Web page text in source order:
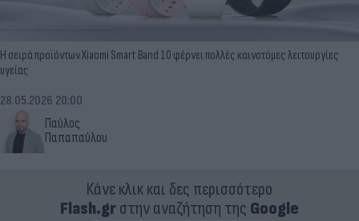
Η σειρά προϊόντων Xiaomi Smart Band 10 φέρνει πολλές καινοτόμες λειτουργίες
υγείας
Παύλος
Παπαπαύλου
28.05.2026 20:00
Κάνε κλικ και δες περισσότερο
Flash.grστην αναζήτηση της Google